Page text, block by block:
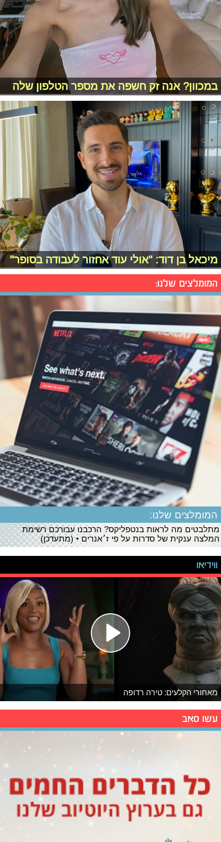
במכוון? אנה זק חשפה את מספר הטלפון שלה
מיכאל בן דוד: "אולי עוד אחזור לעבודה בסופר"
המומלצים שלנו:
המומלצים שלנו:
מתלבטים מה לראות בנטפליקס? הרכבנו עבורכם רשימת
המלצה ענקית של סדרות על פי ז׳אנרים • (מתעדכן)
ווידיאו
מאחורי הקלעים: טירה רדופה
עשו סאב